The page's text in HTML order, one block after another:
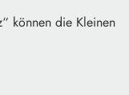
können die Kleinen